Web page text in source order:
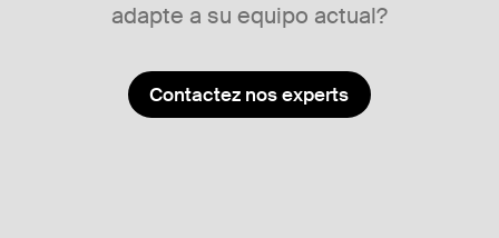
adapte a su equipo actual?
Contactez nos experts